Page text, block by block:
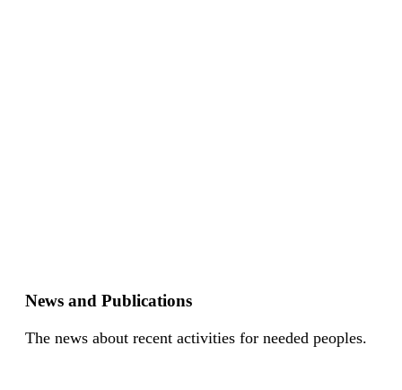
News and Publications
The news about recent activities for needed peoples.